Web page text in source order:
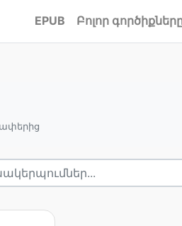
EPUB Բոլոր